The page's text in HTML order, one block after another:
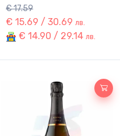
€ 17.59
€ 15.69 / 30.69 лв.
€ 14.90 / 29.14 лв.